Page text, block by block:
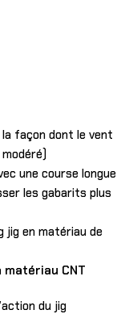
façon dont le vent
une course longue
les gabarits plus
jig en matériau de
CNT
du jig